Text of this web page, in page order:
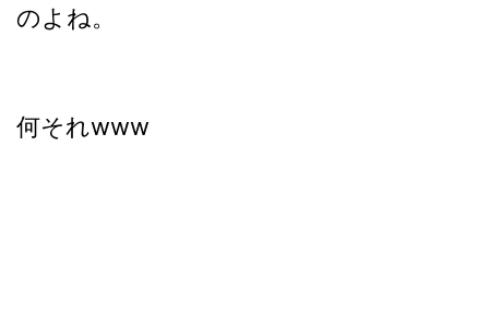
のよね。
何それwww